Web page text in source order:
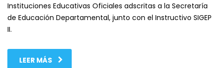
Instituciones Educativas Oficiales adscritas a la Secretaría
de Educación Departamental, junto con el Instructivo SIGEP
II.
LEER MÁS